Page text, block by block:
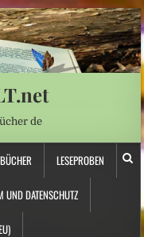
de
LESEPROBEN
UND DATENSCHUTZ